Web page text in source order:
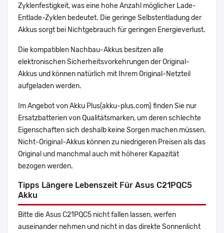
Zyklenfestigkeit, was eine hohe Anzahl möglicher Lade-
Entlade-Zyklen bedeutet. Die geringe Selbstentladung der
Akkus sorgt bei Nichtgebrauch für geringen Energieverlust.
Die kompatiblen Nachbau-Akkus besitzen alle
elektronischen Sicherheitsvorkehrungen der Original-
Akkus und können natürlich mit Ihrem Original-Netzteil
aufgeladen werden.
Im Angebot von Akku Plus(akku-plus.com) finden Sie nur
Ersatzbatterien von Qualitätsmarken, um deren schlechte
Eigenschaften sich deshalb keine Sorgen machen müssen.
Nicht-Original-Akkus können zu niedrigeren Preisen als das
Original und manchmal auch mit höherer Kapazität
bezogen werden.
Tipps Längere Lebenszeit Für Asus C21PQC5
Akku
Bitte die Asus C21PQC5 nicht fallen lassen, werfen
auseinander nehmen und nicht in das direkte Sonnenlicht